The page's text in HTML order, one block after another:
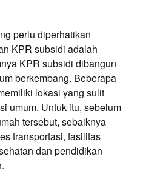
perlu diperhatikan
KPR subsidi adalah
KPR subsidi dibangun
berkembang. Beberapa
lokasi yang sulit
umum. Untuk itu, sebelum
tersebut, sebaiknya
transportasi, fasilitas
dan pendidikan